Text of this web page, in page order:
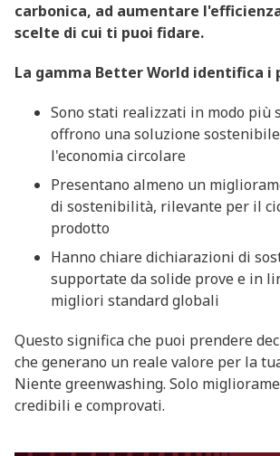
carbonica, ad aumentare
scelte di cui ti puoi fidare.
La gamma Better World identifica i
Sono stati realizzati in modo più
offrono una soluzione
l'economia circolare
Presentano almeno un
di sostenibilità, rilevante per il
prodotto
Hanno chiare dichiarazioni di
supportate da solide prove e in
migliori standard globali
Questo significa che puoi prendere
che generano un reale valore per la
Niente greenwashing. Solo
credibili e comprovati.